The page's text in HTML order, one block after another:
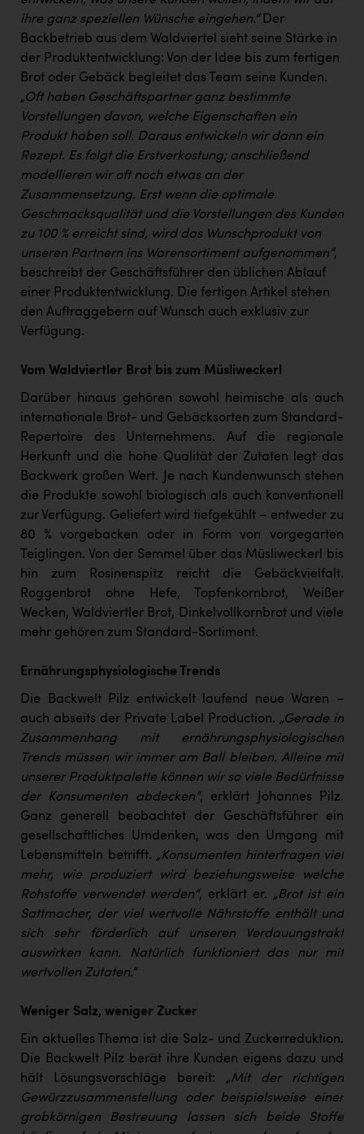
Passage Linz
PÜSPÖK
RE/MAX Welcome
Resch&Frisch
RUBBLE MASTER
Ruderclub Wels
SCRI - Salzburg Cancer Research Institute
SCHMACHTL GmbH
Schwingshandl - automation technology gmbh
TCL
TGW Logistics
TRAILOMAT & Cycling Austria
VERITAS
Vier Diamanten
Vorlagenportal
Wir besiegen Krebs
Wirtschaftskammer OÖ
ZULuft - Zukunft Luft Austria
Österreichisches Hebammengremium
Wirtschaftskammer OÖ Energiehandel
Dopgas
kunden basics
kontakt
ihre ganz speziellen Wünsche eingehen.“Der
Backbetrieb aus dem Waldviertel sieht seine Stärke in
der Produktentwicklung: Von der Idee bis zum fertigen
Brot oder Gebäck begleitet das Team seine Kunden.
„Oft haben Geschäftspartner ganz bestimmte
Vorstellungen davon, welche Eigenschaften ein
Produkt haben soll. Daraus entwickeln wir dann ein
Rezept. Es folgt die Erstverkostung; anschließend
modellieren wir oft noch etwas an der
Zusammensetzung. Erst wenn die optimale
Geschmacksqualität und die Vorstellungen des Kunden
zu 100 % erreicht sind, wird das Wunschprodukt von
unseren Partnern ins Warensortiment aufgenommen“,
beschreibt der Geschäftsführer den üblichen Ablauf
einer Produktentwicklung. Die fertigen Artikel stehen
den Auftraggebern auf Wunsch auch exklusiv zur
Verfügung.
Vom Waldviertler Brot bis zum Müsliweckerl
Darüber hinaus gehören sowohl heimische als auch
internationale Brot- und Gebäcksorten zum Standard-
Repertoire des Unternehmens. Auf die regionale
Herkunft und die hohe Qualität der Zutaten legt das
Backwerk großen Wert. Je nach Kundenwunsch stehen
die Produkte sowohl biologisch als auch konventionell
zur Verfügung. Geliefert wird tiefgekühlt – entweder zu
80 % vorgebacken oder in Form von vorgegarten
Teiglingen. Von der Semmel über das Müsliweckerl bis
hin zum Rosinenspitz reicht die Gebäckvielfalt.
Roggenbrot ohne Hefe, Topfenkornbrot, Weißer
Wecken, Waldviertler Brot, Dinkelvollkornbrot und viele
mehr gehören zum Standard-Sortiment.
Ernährungsphysiologische Trends
Die Backwelt Pilz entwickelt laufend neue Waren –
auch abseits der Private Label Production. „Gerade in
Zusammenhang mit ernährungsphysiologischen
Trends müssen wir immer am Ball bleiben. Alleine mit
unserer Produktpalette können wir so viele Bedürfnisse
der Konsumenten abdecken“, erklärt Johannes Pilz.
Ganz generell beobachtet der Geschäftsführer ein
gesellschaftliches Umdenken, was den Umgang mit
Lebensmitteln betrifft. „Konsumenten hinterfragen viel
mehr, wie produziert wird beziehungsweise welche
Rohstoffe verwendet werden“, erklärt er. „Brot ist ein
Sattmacher, der viel wertvolle Nährstoffe enthält und
sich sehr förderlich auf unseren Verdauungstrakt
auswirken kann. Natürlich funktioniert das nur mit
wertvollen Zutaten.“
Weniger Salz, weniger Zucker
Ein aktuelles Thema ist die Salz- und Zuckerreduktion.
Die Backwelt Pilz berät ihre Kunden eigens dazu und
hält Lösungsvorschläge bereit: „Mit der richtigen
Gewürzzusammenstellung oder beispielsweise einer
grobkörnigen Bestreuung lassen sich beide Stoffe